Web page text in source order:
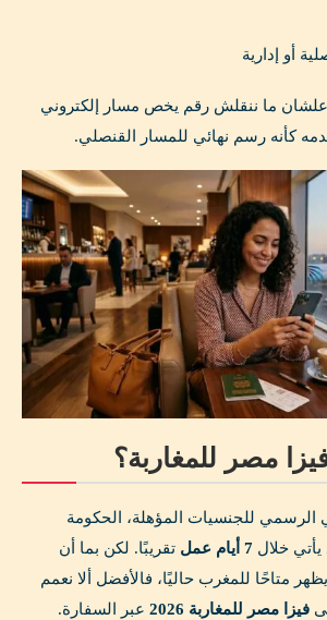
أو إدارية
ما ننقلش رقم يخص مسار إلكتروني
كأنه رسم نهائي للمسار القنصلي.
مصر للمغاربة؟
الرسمي للجنسيات المؤهلة، الحكومة
يأتي خلال 7 أيام عمل
تقريبًا. لكن بما أن
يظهر متاحًا للمغرب حاليًا، فالأفضل ألا نعمم
فيزا مصر للمغاربة 2026 عبر السفارة.